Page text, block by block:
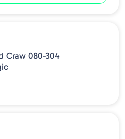
Craw 080-304